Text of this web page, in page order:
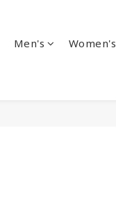
Men's Women's